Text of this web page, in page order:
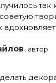
так
автор